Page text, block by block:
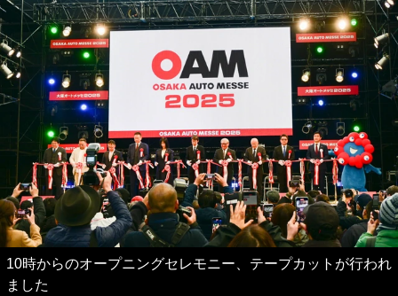
10時からのオープニングセレモニー、テープカットが行われ
ました